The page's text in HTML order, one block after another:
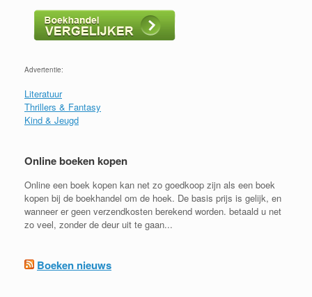
Advertentie:
Literatuur
Thrillers & Fantasy
Kind & Jeugd
Online boeken kopen
Online een boek kopen kan net zo goedkoop zijn als een boek
kopen bij de boekhandel om de hoek. De basis prijs is gelijk, en
wanneer er geen verzendkosten berekend worden. betaald u net
zo veel, zonder de deur uit te gaan...
Boeken nieuws